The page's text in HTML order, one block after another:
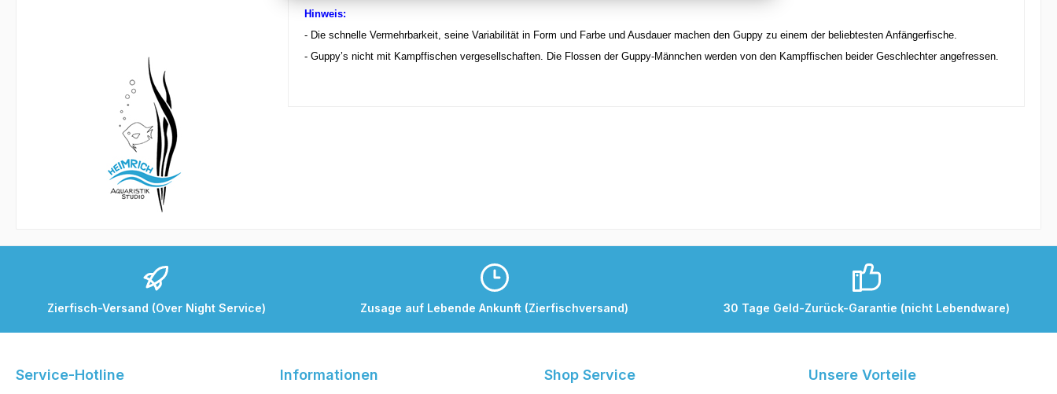
Hinweis:
- Die schnelle Vermehrbarkeit, seine Variabilität in Form und Farbe und Ausdauer machen den Guppy zu einem der beliebtesten Anfängerfische.
- Guppy’s nicht mit Kampffischen vergesellschaften. Die Flossen der Guppy-Männchen werden von den Kampffischen beider Geschlechter angefressen.
Zierfisch-Versand (Over Night Service) Zusage auf Lebende Ankunft (Zierfischversand) 30 Tage Geld-Zurück-Garantie (nicht Lebendware)
Service-Hotline Informationen Shop Service Unsere Vorteile